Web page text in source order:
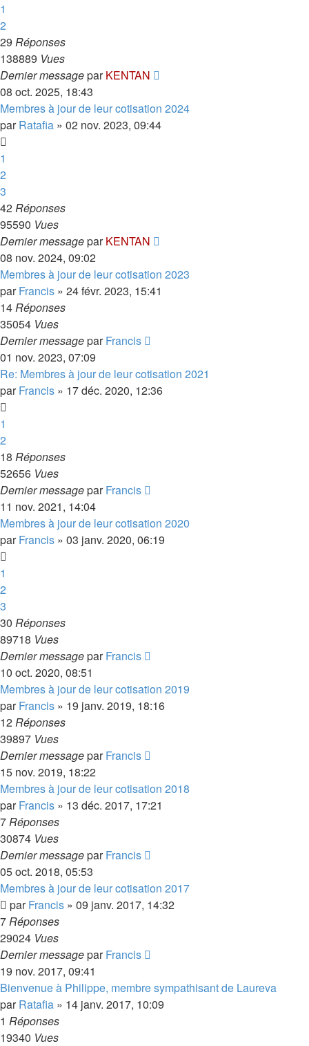
1
2
29 Réponses
138889 Vues
Dernier messageparKENTAN
08 oct. 2025, 18:43
Membres à jour de leur cotisation 2024
parRatafia » 02 nov. 2023, 09:44
1
2
3
42Réponses
95590 Vues
Dernier messageparKENTAN
08 nov. 2024, 09:02
Membres à jour de leur cotisation 2023
parFrancis » 24 févr. 2023, 15:41
14Réponses
35054 Vues
Dernier messageparFrancis
01 nov. 2023, 07:09
Re: Membres à jour de leur cotisation 2021
parFrancis » 17 déc. 2020, 12:36
1
2
18 Réponses
52656 Vues
Dernier messageparFrancis
11 nov. 2021, 14:04
Membres à jour de leur cotisation 2020
parFrancis » 03 janv. 2020, 06:19
1
2
3
30 Réponses
89718 Vues
Dernier messageparFrancis
10 oct. 2020, 08:51
Membres à jour de leur cotisation 2019
parFrancis » 19 janv. 2019, 18:16
12Réponses
39897 Vues
Dernier messageparFrancis
15 nov. 2019, 18:22
Membres à jour de leur cotisation 2018
parFrancis » 13 déc. 2017, 17:21
7Réponses
30874 Vues
Dernier messageparFrancis
05 oct. 2018, 05:53
Membres à jour de leur cotisation 2017
parFrancis » 09 janv. 2017, 14:32
7Réponses
29024 Vues
Dernier messageparFrancis
19 nov. 2017, 09:41
Bienvenue à Philippe, membre sympathisant de Laureva
parRatafia » 14 janv. 2017, 10:09
1 Réponses
19340 Vues